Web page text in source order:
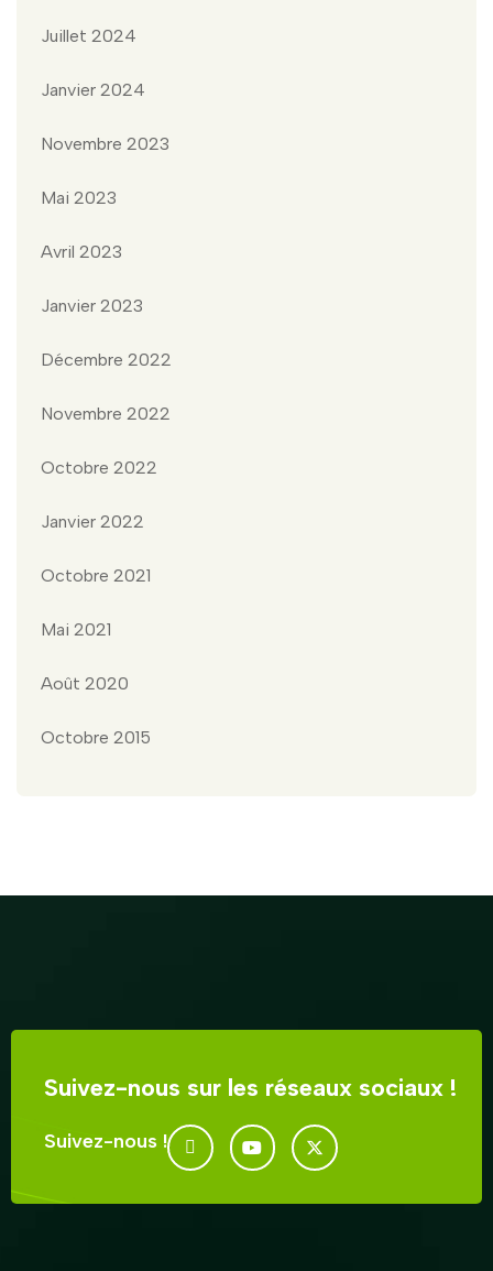
Juillet 2024
Janvier 2024
Novembre 2023
Mai 2023
Avril 2023
Janvier 2023
Décembre 2022
Novembre 2022
Octobre 2022
Janvier 2022
Octobre 2021
Mai 2021
Août 2020
Octobre 2015
Suivez-nous sur les réseaux sociaux !
Suivez-nous !